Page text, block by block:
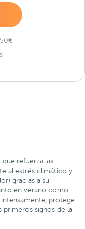
refuerza las
al estrés climático y
gracias a su
en verano como
protege
primeros signos de la